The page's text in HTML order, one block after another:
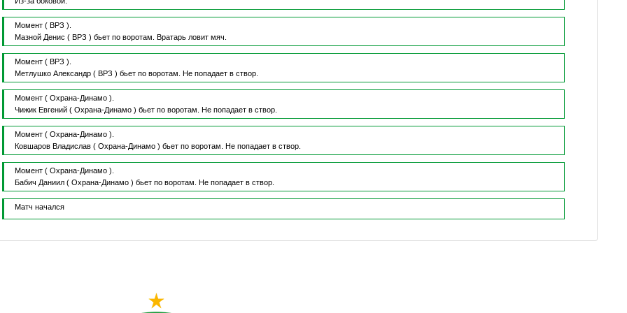
Момент ( ВРЗ ).
Мазной Денис ( ВРЗ ) бьет по воротам. Вратарь ловит мяч.
Момент ( ВРЗ ).
Метлушко Александр( ВРЗ ) бьет по воротам. Не попадает в створ.
Момент ( Охрана-Динамо ).
Чижик Евгений( Охрана-Динамо ) бьет по воротам. Не попадает в створ.
Момент ( Охрана-Динамо ).
Ковшаров Владислав( Охрана-Динамо ) бьет по воротам. Не попадает в створ.
Момент ( Охрана-Динамо ).
Бабич Даниил( Охрана-Динамо ) бьет по воротам. Не попадает в створ.
Матч начался